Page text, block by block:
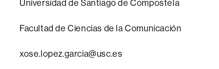
Universidad de Santiago de Compostela
Facultad de Ciencias de la Comunicación
xose.lopez.garcia@usc.es